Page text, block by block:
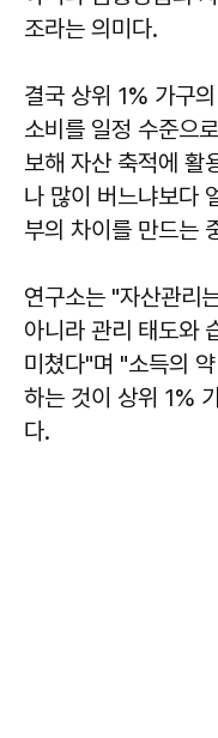
조라는 의미다.
결국 상위 1% 가구
소비를 일정 수준으
보해 자산 축적에 활
나 많이 버느냐보다
부의 차이를 만드는
연구소는 "자산관리
아니라 관리 태도와
미쳤다"며 "소득의
하는 것이 상위 1%
다.